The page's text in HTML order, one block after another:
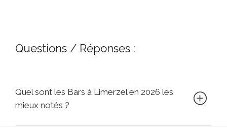
Questions / Réponses :
Quel sont les Bars à Limerzel en 2026 les
mieux notés ?